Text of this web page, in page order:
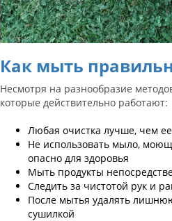
Как мыть
Несмотря на разнообразие
которые действительно работают:
Любая очистка лучше, чем ее
Не использовать мыло,
опасно для здоровья
Мыть продукты
Следить за чистотой рук и
После мытья удалять
сушилкой